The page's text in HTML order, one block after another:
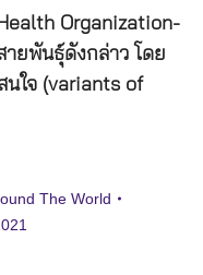
Organization-
ายพันธุ์ดังกล่าว โดย
นใจ (variants of
The World